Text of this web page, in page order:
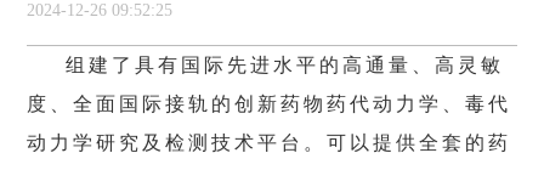
2024-12-26 09:52:25
组建了具有国际先进水平的高通量、高灵敏
度、全面国际接轨的创新药物药代动力学、毒代
动力学研究及检测技术平台。可以提供全套的药